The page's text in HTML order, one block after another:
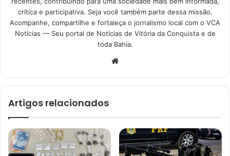
crítica e participativa. Seja você também parte dessa missão.
Acompanhe, compartilhe e fortaleça o jornalismo local com o VCA
Notícias — Seu portal de Notícias de Vitória da Conquista e de
toda Bahia.
Artigos relacionados